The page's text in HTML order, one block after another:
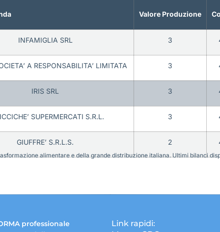
Valore Produzione
INFAMIGLIA SRL 3
A RESPONSABILITA’ LIMITATA 3
IRIS SRL 3
SUPERMERCATI S.R.L. 3
GIUFFRE’ S.R.L.S. 2
alimentare e della grande distribuzione italiana. Ultimi bilanci
professionale
Link rapidi: